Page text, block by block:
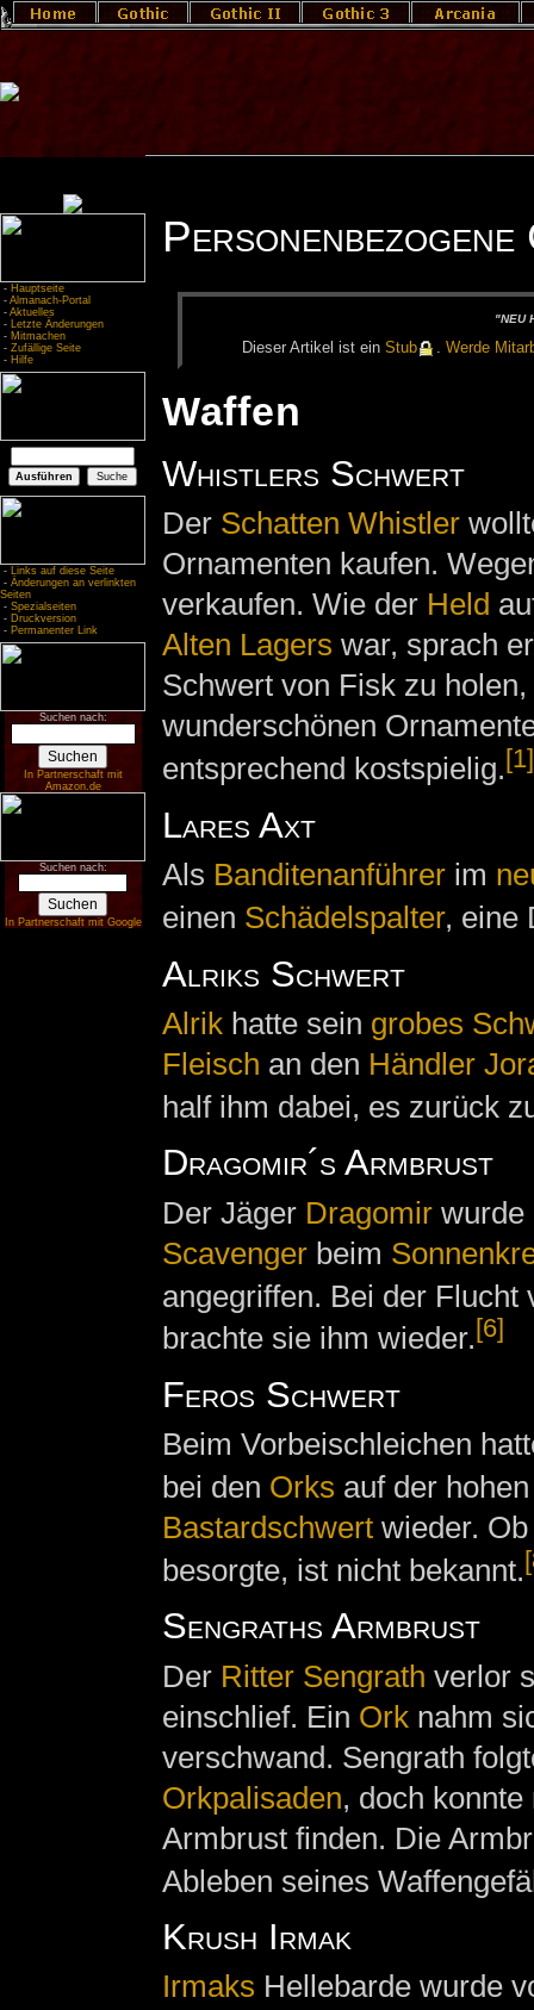
- Hauptseite
- Almanach-Portal
- Aktuelles
- Letzte Änderungen
- Mitmachen
- Zufällige Seite
- Hilfe
- Links auf diese Seite
- Änderungen an verlinkten
Seiten
- Spezialseiten
- Druckversion
- Permanenter Link
Suchen nach:
In Partnerschaft mit
Amazon.de
Suchen nach:
In Partnerschaft mit Google
Personenbezogene
"NEU
Die­ser Ar­ti­kel ist ein Stub . Wer­de
Waffen
Whistlers Schwert
Der Schatten Whistler
Ornamenten kaufen.
verkaufen. Wie der Held
Alten Lagers war, sprach
Schwert von Fisk zu
wunderschönen
entsprechend kostspielig. [1]
Lares Axt
Als Banditenanführerim
einen Schädelspalter, eine
Alriks Schwert
Alrikhatte sein grobes
Fleisch an den Händler
half ihm dabei, es zurück
Dragomir´s Armbrust
Der Jäger Dragomirwurde
Scavengerbeim
angegriffen. Bei der
brachte sie ihm wieder. [6]
Feros Schwert
Beim Vorbeischleichen
bei den Orks auf der
Bastardschwertwieder. Ob
besorgte, ist nicht bekannt.
Sengraths Armbrust
Der Ritter Sengrath verlor
einschlief. Ein Orknahm
verschwand. Sengrath
Orkpalisaden, doch
Armbrust finden. Die
Ableben seines
Krush Irmak
Irmaks Hellebarde wurde